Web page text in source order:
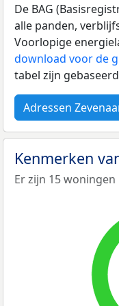
De BAG
alle panden,
Voorlopige
download voor de
tabel zijn
Adressen
Kenmerken
Er zijn 15